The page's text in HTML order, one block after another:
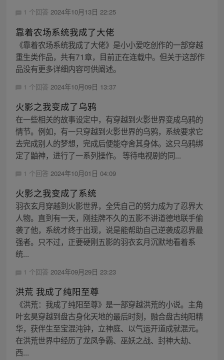
1 个回答 2024年10月13日 22:25
靠着农场系统我成了大佬
《靠着农场系统我成了大佬》是小小爱吃创作的一部穿越
重生类作品，共有71章，目前正在连载中。但关于这部作
品没有更多详细内容可供阐述。
1 个回答 2024年10月09日 13:37
火影之我变成了乌鸦
在一些相关的故事设定中，有穿越到火影世界变成乌鸦的
情节。例如，有一只穿越到火影世界的乌鸦，系统要求它
去完成别人的梦想，完成后便能夺舍其身体。这只乌鸦绑
定了鼬神，进行了一系列操作。 等待电视剧的同...
1 个回答 2024年10月01日 04:09
火影之我变成了系统
羽衣玄月穿越到火影世界，全凭自己的努力成为了忍界大
人物。直到有一天，刚挂牌不久的五影不讲道德地联手偷
袭了他，系统才终于出现，说是能帮助自己逆袭成忍界最
强者。只不过，正要硬刚五影的羽衣玄月沉默地看着系
统...
1 个回答 2024年09月29日 23:23
洪荒 我成了纯阳至尊
《洪荒：我成了纯阳至尊》是一部穿越洪荒的小说。主角
叶玄昊穿越到盘古身化天地的最后时刻，融合盘古纯阳精
华，获伴生至宝混沌钟，立神庭、以气运开道成就混元。
在洪荒世界中经历了龙凤争霸、巫妖之战、封神大劫、
西...